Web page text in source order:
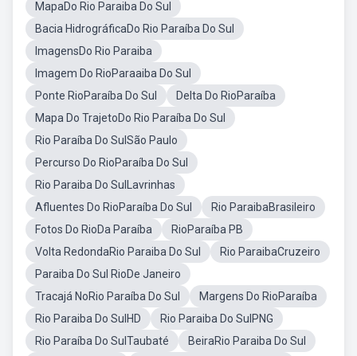
MapaDo Rio Paraiba Do Sul
Bacia HidrográficaDo Rio Paraíba Do Sul
ImagensDo Rio Paraiba
Imagem Do RioParaaiba Do Sul
Ponte RioParaíba Do Sul
Delta Do RioParaíba
Mapa Do TrajetoDo Rio Paraíba Do Sul
Rio Paraíba Do SulSão Paulo
Percurso Do RioParaíba Do Sul
Rio Paraiba Do SulLavrinhas
Afluentes Do RioParaíba Do Sul
Rio ParaibaBrasileiro
Fotos Do RioDa Paraíba
RioParaíba PB
Volta RedondaRio Paraiba Do Sul
Rio ParaibaCruzeiro
Paraiba Do Sul RioDe Janeiro
Tracajá NoRio Paraíba Do Sul
Margens Do RioParaíba
Rio Paraiba Do SulHD
Rio Paraiba Do SulPNG
Rio Paraíba Do SulTaubaté
BeiraRio Paraiba Do Sul